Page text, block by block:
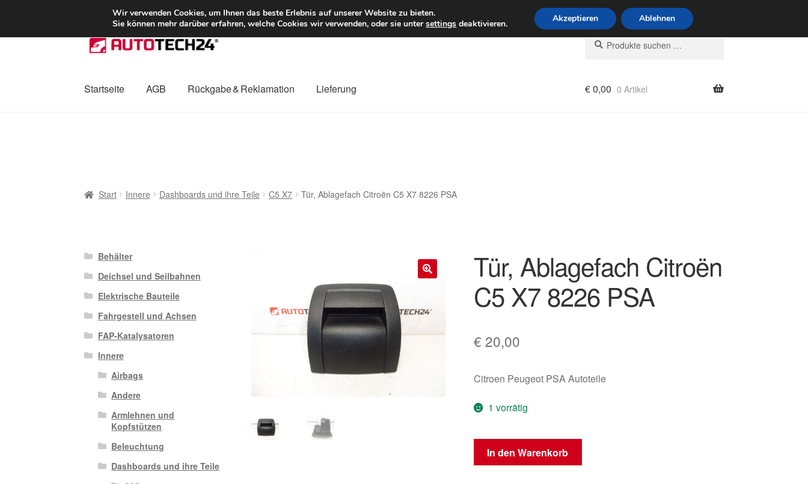
LIEFERUNG ab 6 EUR Mo–Fr 9–16 Uhr · 0175 7465658
Zur
Navigation
Zum
Inhalt
Suchen
nach:
Suchen
Startseite AGB Rückgabe & Reklamation Lieferung €0,00 0 Artikel
Start Innere Dashboards und ihre Teile C5 X7 Tür, Ablagefach Citroën C5 X7 8226 PSA
Tür, Ablagefach Citroën
C5 X7 8226 PSA
€ 20,00
Citroen Peugeot PSA Autoteile
1 vorrätig
Tür,
Ablagefach
In den Warenkorb
Behälter
Deichsel und Seilbahnen
Elektrische Bauteile
Fahrgestell und Achsen
FAP-Katalysatoren
Innere
Airbags
Andere
Armlehnen und
Kopfstützen
Beleuchtung
Dashboards und ihre Teile
Wir verwenden Cookies, um Ihnen das beste Erlebnis auf unserer Website zu bieten.
Sie können mehr darüber erfahren, welche Cookies wir verwenden, oder sie untersettings deaktivieren. Akzeptieren Ablehnen